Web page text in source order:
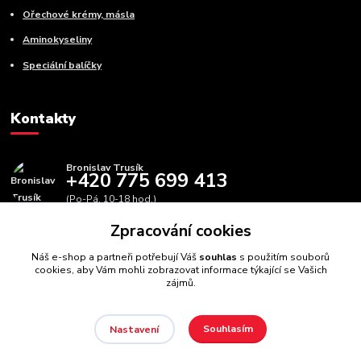
Ořechové krémy, másla
Aminokyseliny
Speciální balíčky
Kontakty
Bronislav Trusík
+420 775 699 413
(Po-Pá, 10-18 hod.)
info@bbfitness.cz
BBfintess.cz -Fitness doplňky a zdravá výživa//Webdesign
Zpracování cookies
Náš e-shop a partneři potřebují Váš souhlas s použitím souborů
cookies, aby Vám mohli zobrazovat informace týkající se Vašich
zájmů.
Nastavení Souhlasím